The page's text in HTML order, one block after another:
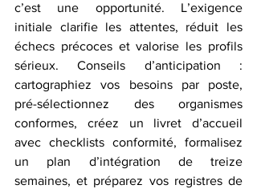
c’est une opportunité. L’exigence
initiale clarifie les attentes, réduit les
échecs précoces et valorise les profils
sérieux. Conseils d’anticipation :
cartographiez vos besoins par poste,
pré-sélectionnez des organismes
conformes, créez un livret d’accueil
avec checklists conformité, formalisez
un plan d’intégration de treize
semaines, et préparez vos registres de